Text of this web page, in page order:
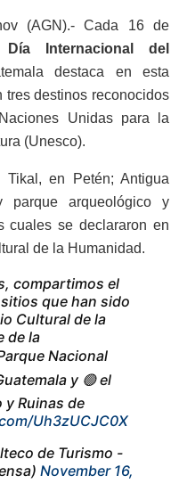
(AGN).- Cada 16 de
Día Internacional del
destaca en esta
tres destinos reconocidos
Unidas para la
(Unesco).
en Petén; Antigua
parque arqueológico y
cuales se declararon en
de la Humanidad.
compartimos el
que han sido
Cultural de la
de la
Nacional
y 🟢 el
y Ruinas de
Uh3zUCJC0X
de Turismo -
November 16,